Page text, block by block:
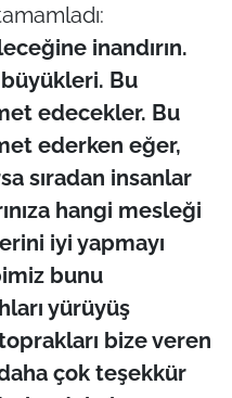
inandırın.
Bu
edecekler. Bu
ederken eğer,
sıradan insanlar
hangi mesleği
iyi yapmayı
bunu
yürüyüş
bize veren
çok teşekkür